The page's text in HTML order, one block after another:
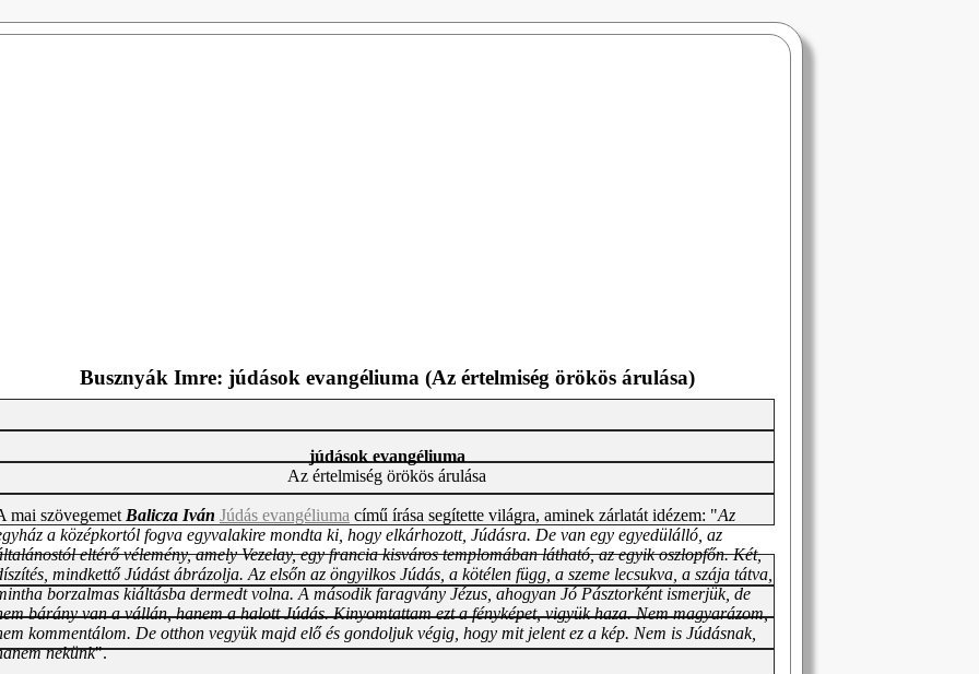
Busznyák Imre: júdások evangéliuma (Az értelmiség örökös árulása)
júdások evangéliuma
Az értelmiség örökös árulása
mai szövegemetBalicza Iván Júdás evangéliuma című írása segítette világra, aminek zárlatát idézem: "Az
a középkortól fogva egyvalakire mondta ki, hogy elkárhozott, Júdásra. De van egy egyedülálló, az
eltérő vélemény, amely Vezelay, egy francia kisváros templomában látható, az egyik oszlopfőn. Két,
mindkettő Júdást ábrázolja. Az elsőn az öngyilkos Júdás, a kötélen függ, a szeme lecsukva, a szája tátva,
borzalmas kiáltásba dermedt volna. A második faragvány Jézus, ahogyan Jó Pásztorként ismerjük, de
bárány van a vállán, hanem a halott Júdás. Kinyomtattam ezt a fényképet, vigyük haza. Nem magyarázom,
kommentálom. De otthon vegyük majd elő és gondoljuk végig, hogy mit jelent ez a kép. Nem is Júdásnak,
nekünk".